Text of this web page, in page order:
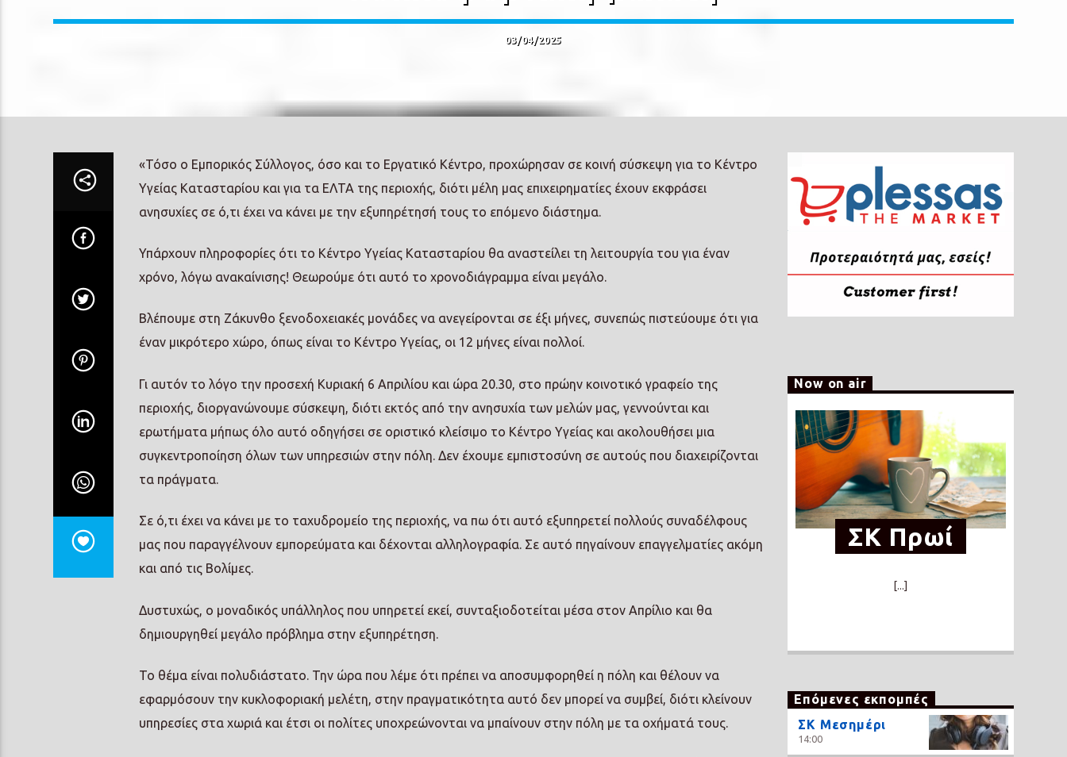
03/04/2025
«Τόσο ο Εμπορικός Σύλλογος, όσο και το Εργατικό Κέντρο, προχώρησαν σε κοινή σύσκεψη για το Κέντρο
Υγείας Κατασταρίου και για τα ΕΛΤΑ της περιοχής, διότι μέλη μας επιχειρηματίες έχουν εκφράσει
ανησυχίες σε ό,τι έχει να κάνει με την εξυπηρέτησή τους το επόμενο διάστημα.
Υπάρχουν πληροφορίες ότι το Κέντρο Υγείας Κατασταρίου θα αναστείλει τη λειτουργία του για έναν
χρόνο, λόγω ανακαίνισης! Θεωρούμε ότι αυτό το χρονοδιάγραμμα είναι μεγάλο.
Βλέπουμε στη Ζάκυνθο ξενοδοχειακές μονάδες να ανεγείρονται σε έξι μήνες, συνεπώς πιστεύουμε ότι για
έναν μικρότερο χώρο, όπως είναι το Κέντρο Υγείας, οι 12 μήνες είναι πολλοί.
Γι αυτόν το λόγο την προσεχή Κυριακή 6 Απριλίου και ώρα 20.30, στο πρώην κοινοτικό γραφείο της
περιοχής, διοργανώνουμε σύσκεψη, διότι εκτός από την ανησυχία των μελών μας, γεννούνται και
ερωτήματα μήπως όλο αυτό οδηγήσει σε οριστικό κλείσιμο το Κέντρο Υγείας και ακολουθήσει μια
συγκεντροποίηση όλων των υπηρεσιών στην πόλη. Δεν έχουμε εμπιστοσύνη σε αυτούς που διαχειρίζονται
τα πράγματα.
Σε ό,τι έχει να κάνει με το ταχυδρομείο της περιοχής, να πω ότι αυτό εξυπηρετεί πολλούς συναδέλφους
μας που παραγγέλνουν εμπορεύματα και δέχονται αλληλογραφία. Σε αυτό πηγαίνουν επαγγελματίες ακόμη
και από τις Βολίμες.
Δυστυχώς, ο μοναδικός υπάλληλος που υπηρετεί εκεί, συνταξιοδοτείται μέσα στον Απρίλιο και θα
δημιουργηθεί μεγάλο πρόβλημα στην εξυπηρέτηση.
Το θέμα είναι πολυδιάστατο. Την ώρα που λέμε ότι πρέπει να αποσυμφορηθεί η πόλη και θέλουν να
εφαρμόσουν την κυκλοφοριακή μελέτη, στην πραγματικότητα αυτό δεν μπορεί να συμβεί, διότι κλείνουν
υπηρεσίες στα χωριά και έτσι οι πολίτες υποχρεώνονται να μπαίνουν στην πόλη με τα οχήματά τους.
Now on air
ΣΚ Πρωί
[...]
Επόμενες εκπομπές
ΣΚ Μεσημέρι
14:00